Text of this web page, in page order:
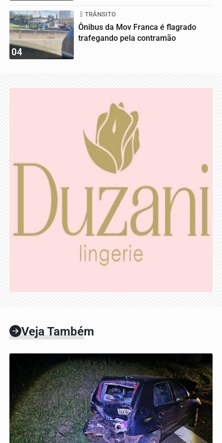
04
TRÂNSITO
Ônibus da Mov Franca é flagrado
trafegando pela contramão
Veja Também